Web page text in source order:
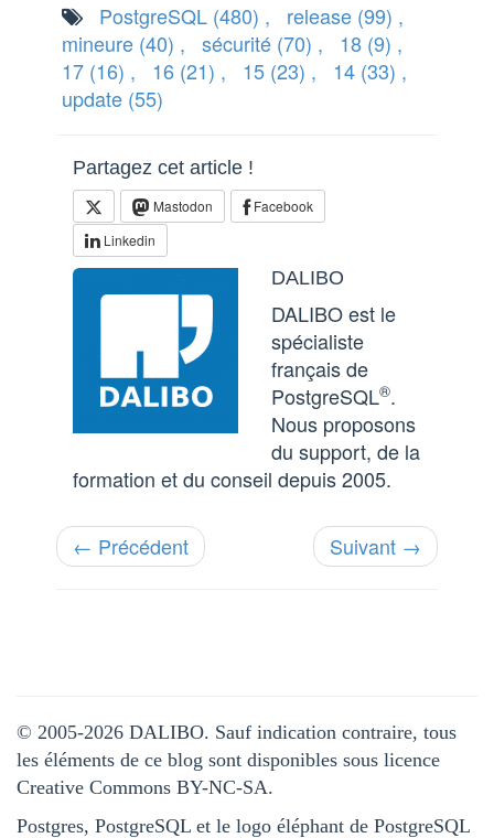
PostgreSQL (480) , release (99) ,
mineure (40) , sécurité (70) , 18 (9) ,
17 (16) , 16 (21) , 15 (23) , 14 (33) ,
update (55)
Partagez cet article !
Mastodon
Facebook
Linkedin
DALIBO
DALIBO est le
spécialiste
français de
PostgreSQL®.
Nous proposons
du support, de la
formation et du conseil depuis 2005.
← Précédent Suivant →
© 2005-2026 DALIBO. Sauf indication contraire, tous
les éléments de ce blog sont disponibles sous licence
Creative Commons BY-NC-SA.
Postgres, PostgreSQL et le logo éléphant de PostgreSQL